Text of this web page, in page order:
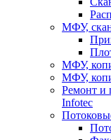
МФУ,
МФУ,
МФУ,
Ремонт и
Infotec